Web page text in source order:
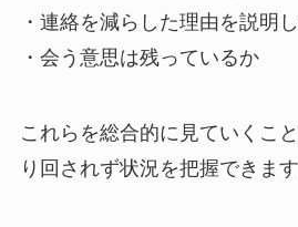
・連絡を減らした理由を説明
・会う意思は残っているか
これらを総合的に見ていくこ
り回されず状況を把握できます